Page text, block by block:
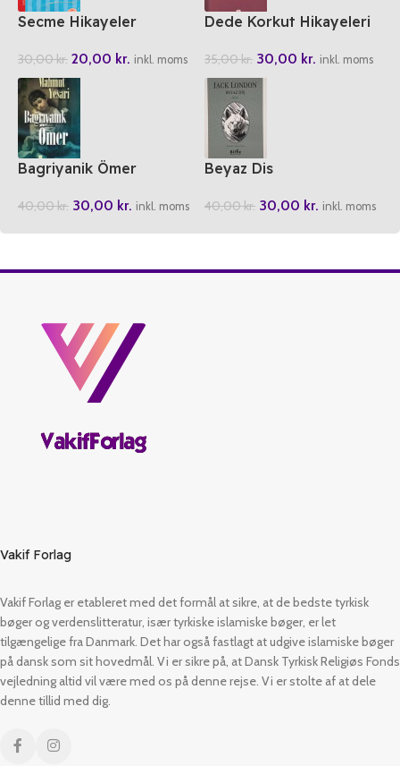
Secme Hikayeler
30,00kr. 20,00 kr. inkl. moms
Dede Korkut Hikayeleri
35,00kr. 30,00 kr. inkl. moms
Bagriyanik Ömer
40,00kr. 30,00 kr. inkl. moms
Beyaz Dis
40,00kr. 30,00 kr. inkl. moms
Vakif Forlag
Vakif Forlag er etableret med det formål at sikre, at de bedste tyrkisk
bøger og verdenslitteratur, især tyrkiske islamiske bøger, er let
tilgængelige fra Danmark. Det har også fastlagt at udgive islamiske bøger
på dansk som sit hovedmål. Vi er sikre på, at Dansk Tyrkisk Religiøs Fonds
vejledning altid vil være med os på denne rejse. Vi er stolte af at dele
denne tillid med dig.